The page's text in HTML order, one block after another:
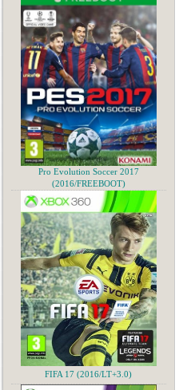
Pro Evolution Soccer 2017
(2016/FREEBOOT)
FIFA 17 (2016/LT+3.0)